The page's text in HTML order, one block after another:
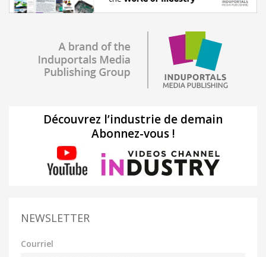
Découvrez l’industrie de demain
Abonnez-vous !
NEWSLETTER
Courriel